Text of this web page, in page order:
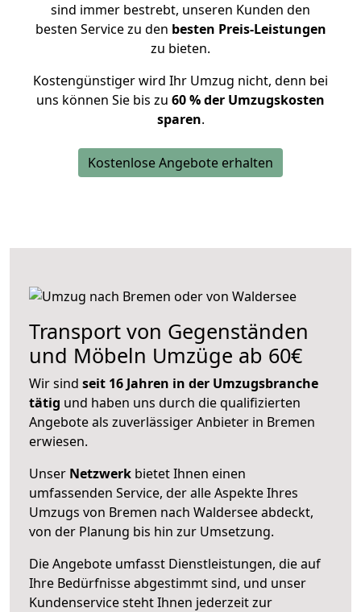
sind immer bestrebt, unseren Kunden den
besten Service zu den besten Preis-Leistungen
zu bieten.
Kostengünstiger wird Ihr Umzug nicht, denn bei
uns können Sie bis zu 60 % der Umzugskosten
sparen.
Kostenlose Angebote erhalten
Transport von Gegenständen
und Möbeln Umzüge ab 60€
Wir sind seit 16 Jahren in der Umzugsbranche
tätig und haben uns durch die qualifizierten
Angebote als zuverlässiger Anbieter in Bremen
erwiesen.
Unser Netzwerk bietet Ihnen einen
umfassenden Service, der alle Aspekte Ihres
Umzugs von Bremen nach Waldersee abdeckt,
von der Planung bis hin zur Umsetzung.
Die Angebote umfasst Dienstleistungen, die auf
Ihre Bedürfnisse abgestimmt sind, und unser
Kundenservice steht Ihnen jederzeit zur